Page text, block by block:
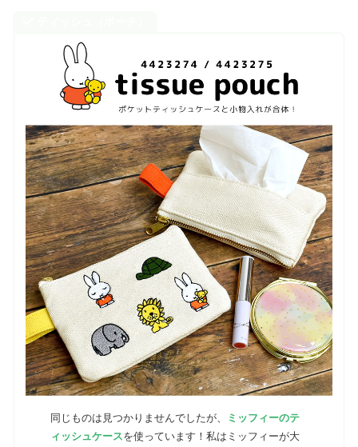
同じものは見つかりませんでしたが、
ミッフィーのテ
ィッシュケースを使っています！私はミッフィーが大